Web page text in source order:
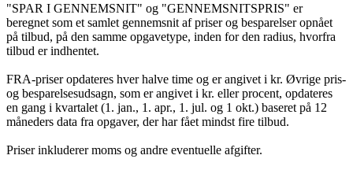
"SPAR I GENNEMSNIT" og "GENNEMSNITSPRIS" er
beregnet som et samlet gennemsnit af priser og besparelser opnået
på tilbud, på den samme opgavetype, inden for den radius, hvorfra
tilbud er indhentet.
FRA-priser opdateres hver halve time og er angivet i kr. Øvrige pris-
og besparelsesudsagn, som er angivet i kr. eller procent, opdateres
en gang i kvartalet (1. jan., 1. apr., 1. jul. og 1 okt.) baseret på 12
måneders data fra opgaver, der har fået mindst fire tilbud.
Priser inkluderer moms og andre eventuelle afgifter.